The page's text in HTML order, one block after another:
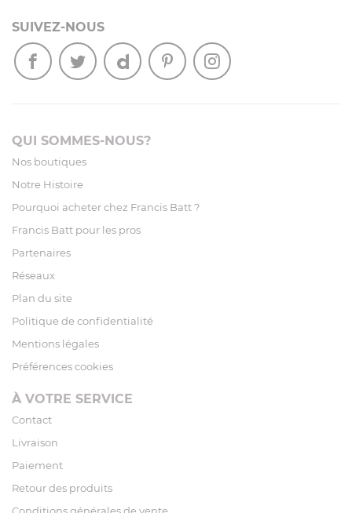
SUIVEZ-NOUS
QUI SOMMES-NOUS?
Nos boutiques
Notre Histoire
Pourquoi acheter chez Francis Batt ?
Francis Batt pour les pros
Partenaires
Réseaux
Plan du site
Politique de confidentialité
Mentions légales
Préférences cookies
À VOTRE SERVICE
Contact
Livraison
Paiement
Retour des produits